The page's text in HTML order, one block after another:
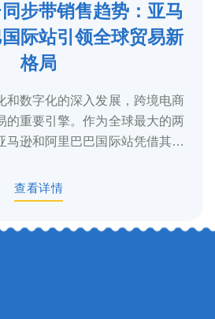
步带销售趋势：亚马
际站引领全球贸易新
格局
和数字化的深入发展，跨境电商
的重要引擎。作为全球最大的两
马逊和阿里巴巴国际站凭借其庞
查看详情